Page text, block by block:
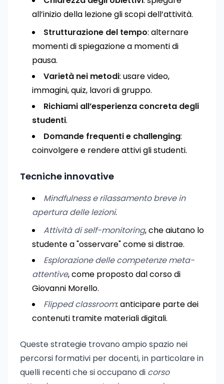
all’inizio della lezione gli scopi dell’attività.
Strutturazione del tempo: alternare
momenti di spiegazione a momenti di
pausa.
Varietà nei metodi: usare video,
immagini, quiz, lavori di gruppo.
Richiami all’esperienza concreta degli
studenti.
Domande frequenti e challenging:
coinvolgere e rendere attivi gli studenti.
Tecniche innovative
Mindfulness e rilassamento breve in
apertura delle lezioni.
Attività di self-monitoring, che aiutano lo
studente a "osservare" come si distrae.
Esplorazione delle competenze meta-
attentive, come proposto dal corso di
Giovanni Morello.
Flipped classroom: anticipare parte dei
contenuti tramite materiali digitali.
Queste strategie trovano ampio spazio nei
percorsi formativi per docenti, in particolare in
quelli recenti che si occupano di corso